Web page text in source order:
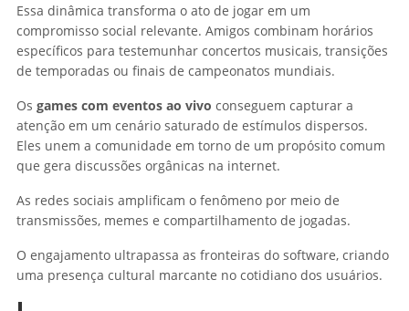
Essa dinâmica transforma o ato de jogar em um
compromisso social relevante. Amigos combinam horários
específicos para testemunhar concertos musicais, transições
de temporadas ou finais de campeonatos mundiais.
Os games com eventos ao vivo conseguem capturar a
atenção em um cenário saturado de estímulos dispersos.
Eles unem a comunidade em torno de um propósito comum
que gera discussões orgânicas na internet.
As redes sociais amplificam o fenômeno por meio de
transmissões, memes e compartilhamento de jogadas.
O engajamento ultrapassa as fronteiras do software, criando
uma presença cultural marcante no cotidiano dos usuários.